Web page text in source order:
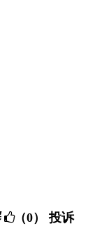
（0） 投诉